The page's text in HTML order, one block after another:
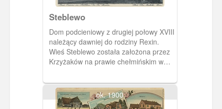
światową była tu osobna osada -
Ostrowite (Osterwick).
Steblewo
Dom podcieniowy z drugiej połowy XVIII
należący dawniej do rodziny Rexin.
Wieś Steblewo została założona przez
Krzyżaków na prawie chełmińskim w
dyskusja kiedy
ok. 1900